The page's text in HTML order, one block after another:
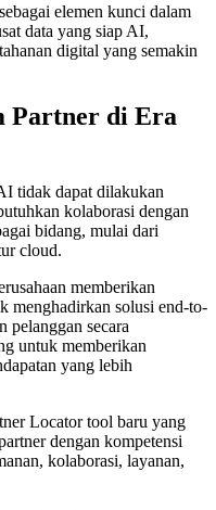
elemen kunci dalam
data yang siap AI,
digital yang semakin
Partner di Era
tidak dapat dilakukan
kolaborasi dengan
bidang, mulai dari
cloud.
memberikan
menghadirkan solusi end-to-
pelanggan secara
untuk memberikan
yang lebih
Locator tool baru yang
dengan kompetensi
kolaborasi, layanan,